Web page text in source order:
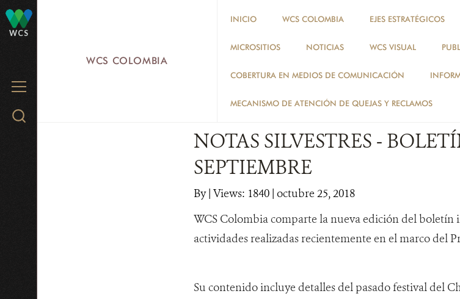
WCS
MENU
Search
WCS COLOMBIA
INICIO WCS COLOMBIA EJES ESTRATÉGICOS
MICROSITIOS NOTICIAS WCS VISUAL
COBERTURA EN MEDIOS DE COMUNICACIÓN
MECANISMO DE ATENCIÓN DE QUEJAS Y RECLAMOS
NOTAS SILVESTRES -
SEPTIEMBRE
By| Views: 1840| octubre 25, 2018
WCS Colombia comparte la nueva edición del boletín
actividades realizadas recientemente en el marco del
Su contenido incluye detalles del pasado festival del